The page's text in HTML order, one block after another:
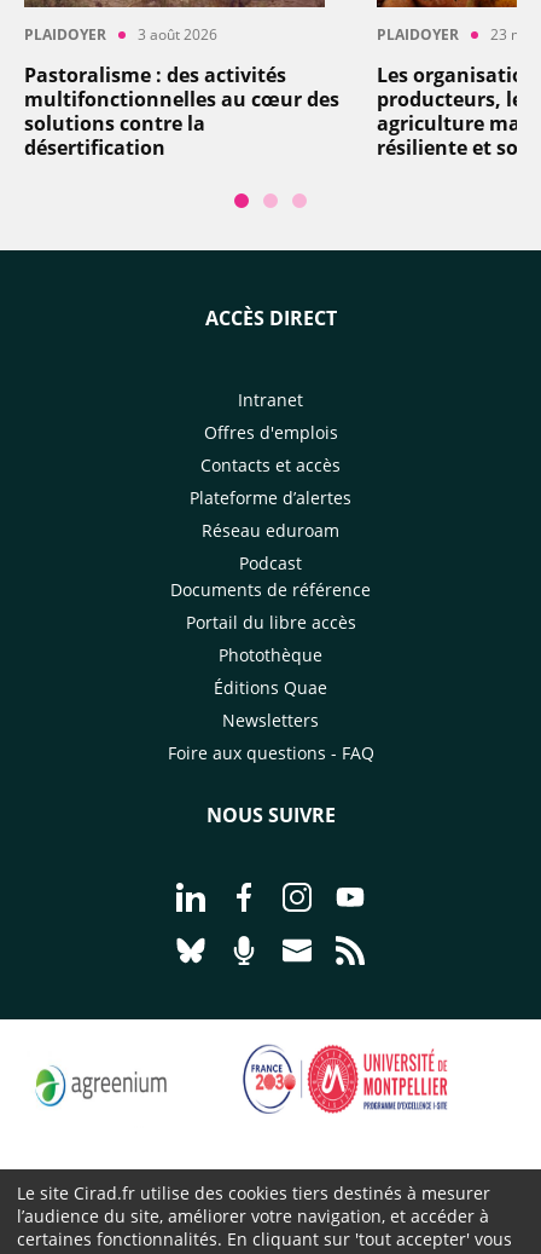
PLAIDOYER 3 août 2026
Pastoralisme : des activités
multifonctionnelles au cœur des
solutions contre la
désertification
PLAIDOYER 23 mai
Les
producteurs,
agriculture
résiliente et
ACCÈS DIRECT
Intranet
Offres d'emplois
Contacts et accès
Plateforme d’alertes
Réseau eduroam
Podcast
Documents de référence
Portail du libre accès
Photothèque
Éditions Quae
Newsletters
Foire aux questions - FAQ
NOUS SUIVRE
Aller à la page Nous suivre sur
Aller à la page Nous suivre sur
Aller à la page Nous
Aller à la page
Aller à la page Nous suivre sur
Aller à la page Nourrir le
Aller à la page Nous
Cirad 2026 ©
Le site Cirad.fr utilise des cookies tiers destinés à mesurer
l’audience du site, améliorer votre navigation, et accéder à
certaines fonctionnalités. En cliquant sur 'tout accepter' vous